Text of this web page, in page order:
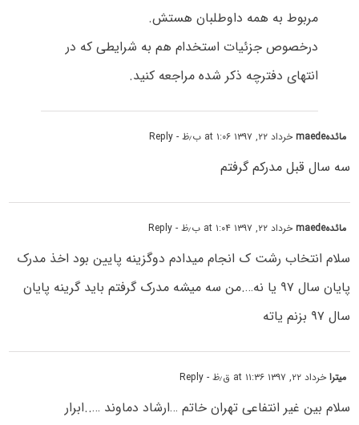
مربوط به همه داوطلبان هستش.
درخصوص جزئیات استخدام هم به شرایطی که در
انتهای دفترچه ذکر شده مراجعه کنید.
مائدهmaede خرداد ۲۲, ۱۳۹۷ at ۱:۰۶ ب٫ظ - Reply
سه سال قبل مدرکم گرفتم
مائدهmaede خرداد ۲۲, ۱۳۹۷ at ۱:۰۴ ب٫ظ - Reply
سلام انتخاب رشت ک انجام میدادم دوگزینه پایین بود اخذ مدرک
پایان سال ۹۷ یا نه….من سه میشه مدرک گرفتم باید گرینه پایان
سال ۹۷ بزنم یاته
میتراخرداد ۲۲, ۱۳۹۷ at ۱۱:۳۶ ق٫ظ - Reply
سلام بین غیر انتفاعی تهران خاتم …ارشاد دماوند …..ابرار